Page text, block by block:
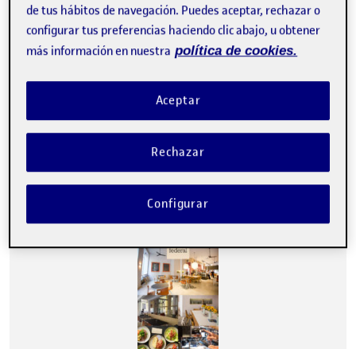
Para esta actividad he querido realizarla en un espacio tan
el…
FEDERAL CAFÉ. (diseño universal)
Publicado por
Juan Miguel Gaspar Peña
de tus hábitos de navegación. Puedes aceptar, rechazar o
configurar tus preferencias haciendo clic abajo, u obtener
más información en nuestra política de cookies.
Rechazar
Aceptar
Configurar